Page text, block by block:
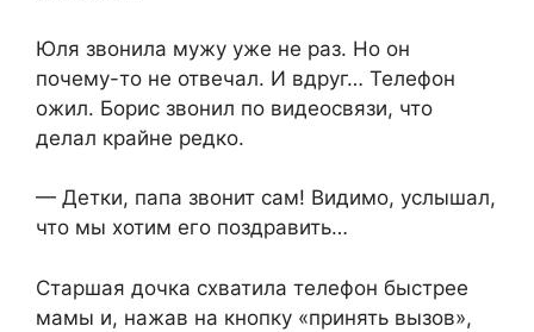
Юля звонила мужу уже не раз. Но он
почему-то не отвечал. И вдруг… Телефон
ожил. Борис звонил по видеосвязи, что
делал крайне редко.
— Детки, папа звонит сам! Видимо, услышал,
что мы хотим его поздравить…
Старшая дочка схватила телефон быстрее
мамы и, нажав на кнопку «принять вызов»,